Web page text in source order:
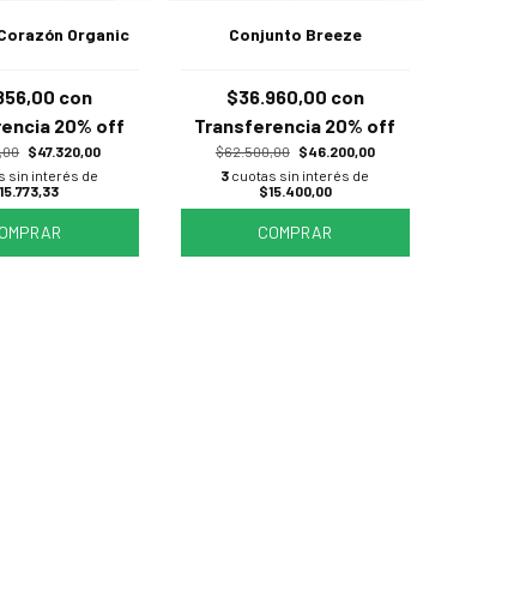
Organic
$47.320,00
con
20% off
sin interés de
Conjunto Breeze
$62.500,00 $46.200,00
$36.960,00 con
Transferencia 20% off
3 cuotas sin interés de
$15.400,00
COMPRAR